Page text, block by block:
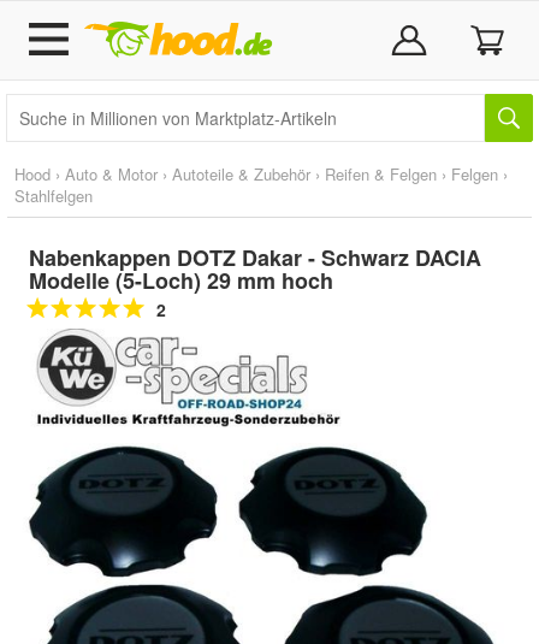
Hood › Auto & Motor › Autoteile & Zubehör › Reifen & Felgen › Felgen ›
Stahlfelgen
Nabenkappen DOTZ Dakar - Schwarz DACIA
Modelle (5-Loch) 29 mm hoch
2